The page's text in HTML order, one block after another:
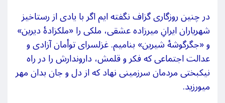
در چنین روزگاری گزاف نگفته‏ایم اگر با یادی از رستاخیز
شهریاران ایرانِ میرزاده عشقی، ملکی را «ملک‏زادۀ دیرین»
و «جگرگوشۀ شیرین» بنامیم. غزل‏سرای توأمان آزادی و
عدالت اجتماعی که فکر و قلمش، داروندارش را در راه
نیکبختی مردمان سرزمینی نهاد که از دل و جان بدان مهر
می‏ورزید.